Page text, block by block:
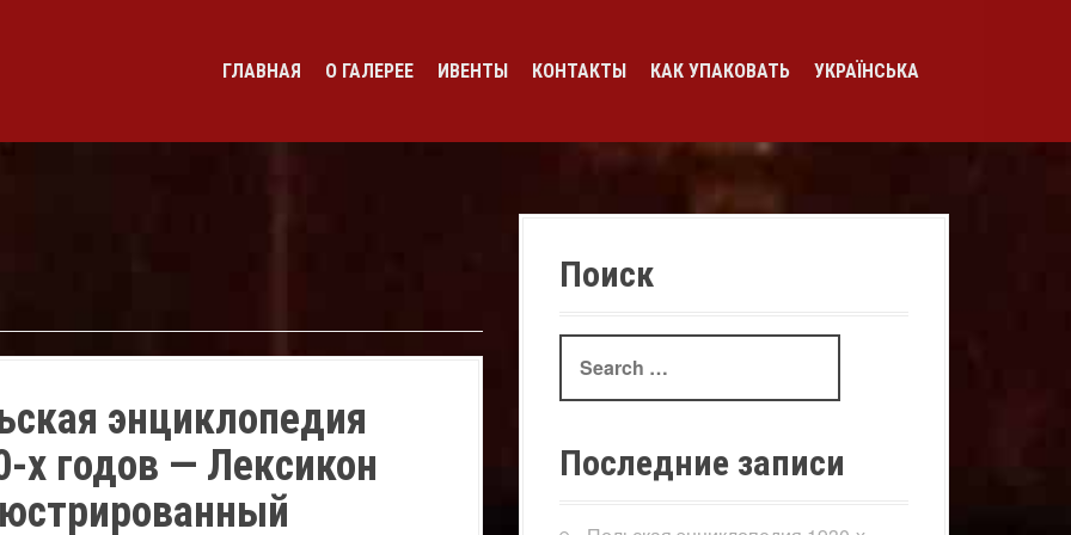
ГЛАВНАЯ О ГАЛЕРЕЕ ИВЕНТЫ КОНТАКТЫ КАК УПАКОВАТЬ УКРАЇНСЬКА
энциклопедия
х годов — Лексикон
Поиск
Search
for:
Последние записи